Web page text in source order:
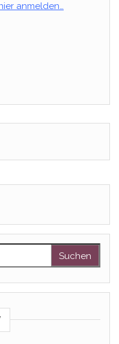
anmelden…